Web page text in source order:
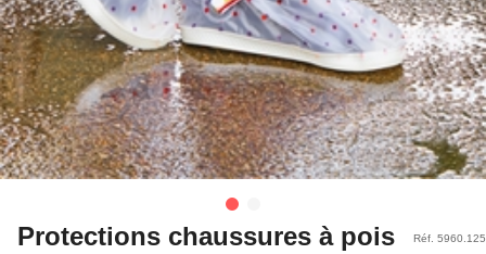
Protections chaussures à pois Réf. 5960.125